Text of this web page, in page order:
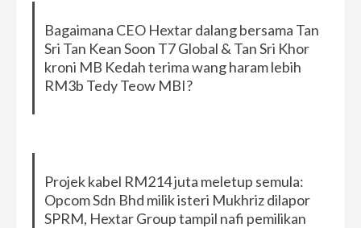
Bagaimana CEO Hextar dalang bersama Tan
Sri Tan Kean Soon T7 Global & Tan Sri Khor
kroni MB Kedah terima wang haram lebih
RM3b Tedy Teow MBI?
Projek kabel RM214 juta meletup semula:
Opcom Sdn Bhd milik isteri Mukhriz dilapor
SPRM, Hextar Group tampil nafi pemilikan